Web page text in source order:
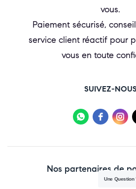
vous.
Paiement sécurisé,
service client réactif pour
vous en toute
SUIVEZ-NOUS
Nos partenaires de
Une Question